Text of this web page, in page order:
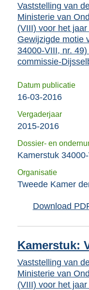
keuze
te
bevestigen.
Vaststelling van
Ministerie van
(VIII) voor het
Gewijzigde motie
34000-VIII, nr.
commissie-
Datum publicatie
16-03-2016
Vergaderjaar
2015-2016
Dossier- en
Kamerstuk
Organisatie
Tweede Kamer
Download
Kamerstuk:
Vaststelling van
Ministerie van
(VIII) voor het